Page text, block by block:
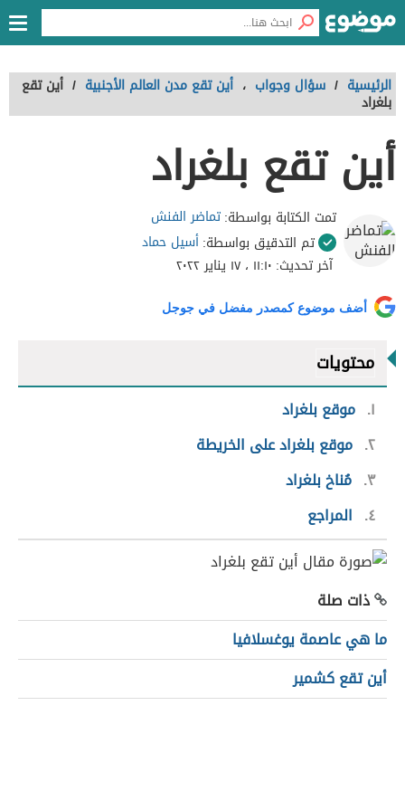
الرئيسية / سؤال وجواب ، أين تقع مدن العالم الأجنبية / أين تقع
بلغراد
أين تقع بلغراد
تمت الكتابة بواسطة:تماضر الفنش
تم التدقيق بواسطة:أسيل حماد
آخر تحديث: ١١:١٠ ، ١٧ يناير ٢٠٢٢
أضف موضوع كمصدر مفضل في جوجل
محتويات
١ موقع بلغراد
٢ موقع بلغراد على الخريطة
٣ مُناخ بلغراد
٤
المراجع
ذات صلة
ما هي عاصمة يوغسلافيا
أين تقع كشمير